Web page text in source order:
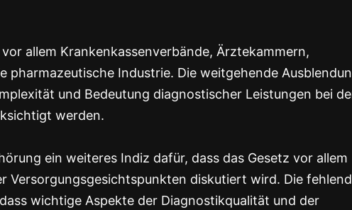
allem Krankenkassenverbände, Ärztekammern,
pharmazeutische Industrie. Die weitgehende
und Bedeutung diagnostischer Leistungen bei
werden.
ein weiteres Indiz dafür, dass das Gesetz vor allem
Versorgungsgesichtspunkten diskutiert wird. Die
wichtige Aspekte der Diagnostikqualität und der